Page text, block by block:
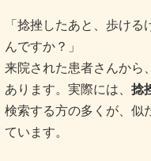
「捻挫したあと、歩け
んですか？」
来院された患者さんから
あります。実際には、 捻
検索する方の多くが、似
ています。